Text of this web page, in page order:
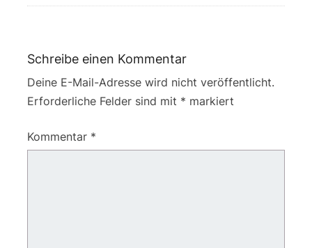
Schreibe einen Kommentar
Deine E-Mail-Adresse wird nicht veröffentlicht.
Erforderliche Felder sind mit * markiert
Kommentar *